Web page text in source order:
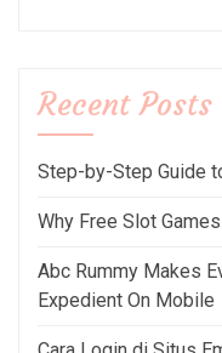
Recent Posts
Step-by-Step Guide
Why Free Slot
Abc Rummy Makes
Expedient On Mobile